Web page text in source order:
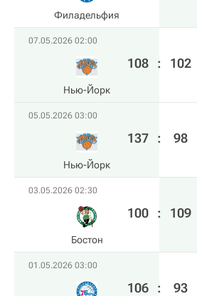
Филадельфия
07.05.2026 02:00
Нью-Йорк
108 : 102
05.05.2026 03:00
Нью-Йорк
137 : 98
03.05.2026 02:30
Бостон
100 : 109
01.05.2026 03:00
106 : 93